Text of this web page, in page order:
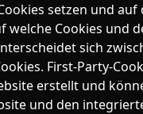
setzen und
welche Cookies und
sich
First-Party-
erstellt und
und den